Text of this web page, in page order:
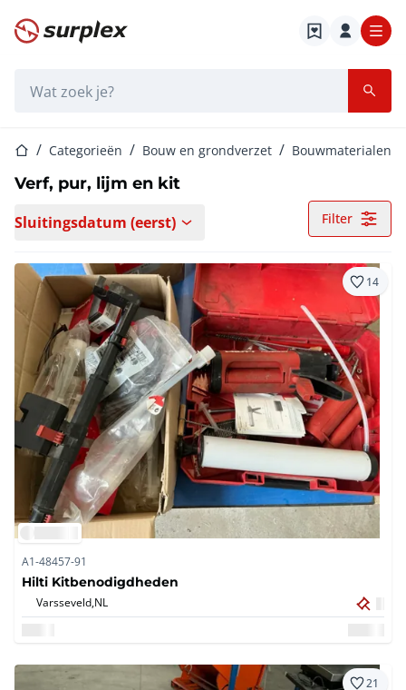
Startpagina
StartpaginaCategorieën Bouw en grondverzet Bouwmaterialen
Verf, pur, lijm en kit
Sluitingsdatum (eerst) Filter
14
A1-48457-91
Hilti Kitbenodigdheden
Varsseveld,NL
21